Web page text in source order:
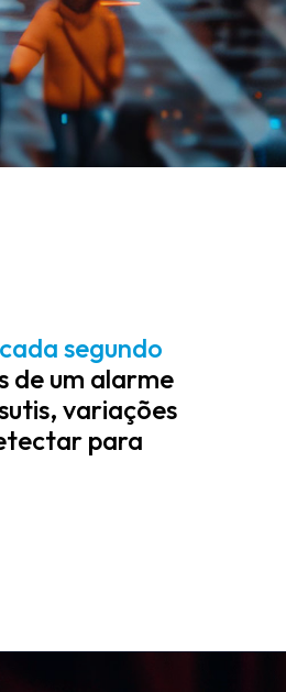
segundo
de um alarme
variações
para